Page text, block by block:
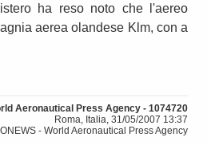
ha reso noto che l'aereo
aerea olandese Klm, con a
Aeronautical Press Agency - 1074720
Roma, Italia, 31/05/2007 13:37
- World Aeronautical Press Agency